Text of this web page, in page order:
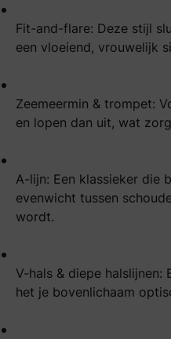
Fit-and-flare: Deze stijl
een vloeiend, vrouwelijk
Zeemeermin & trompet:
en lopen dan uit, wat
A-lijn: Een klassieker die
evenwicht tussen
wordt.
V-hals & diepe
het je bovenlichaam